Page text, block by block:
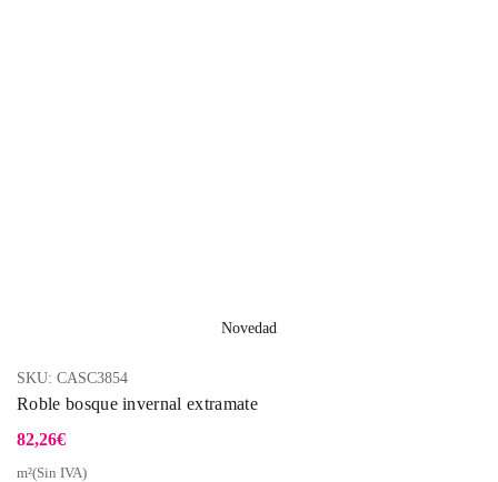
Novedad
SKU: CASC3854
Roble bosque invernal extramate
82,26€
m²(Sin IVA)